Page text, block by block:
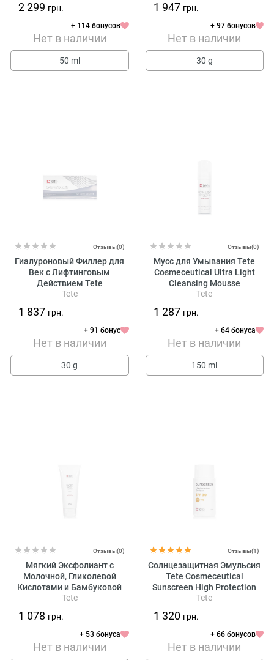
2 299 грн.
+ 114 бонусов
Нет в наличии
50 ml
1 947 грн.
+ 97 бонусов
Нет в наличии
30 g
Отзывы(0)
Гиалуроновый Филлер для
Век с Лифтинговым
Действием Tete
Cosmeceutical Hyaluronic
Tete
1 837 грн.
+ 91 бонус
Нет в наличии
30 g
Отзывы(0)
Мусс для Умывания Tete
Cosmeceutical Ultra Light
Cleansing Mousse
Tete
1 287 грн.
+ 64 бонуса
Нет в наличии
150 ml
Отзывы(0)
Мягкий Эксфолиант с
Молочной, Гликолевой
Кислотами и Бамбуковой
Пудрой Tete Cosmeceutical
Tete
1 078 грн.
+ 53 бонуса
Нет в наличии
Отзывы(1)
Солнцезащитная Эмульсия
Tete Cosmeceutical
Sunscreen High Protection
Emulsion
Tete
1 320 грн.
+ 66 бонусов
Нет в наличии